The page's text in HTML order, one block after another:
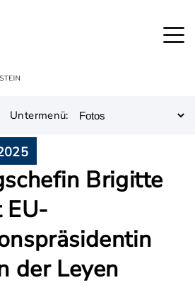
Untermenü:
Brigitte
EU-
der Leyen